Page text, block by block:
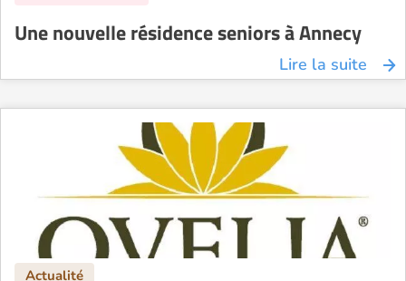
Une nouvelle résidence seniors à Annecy
Lire la suite